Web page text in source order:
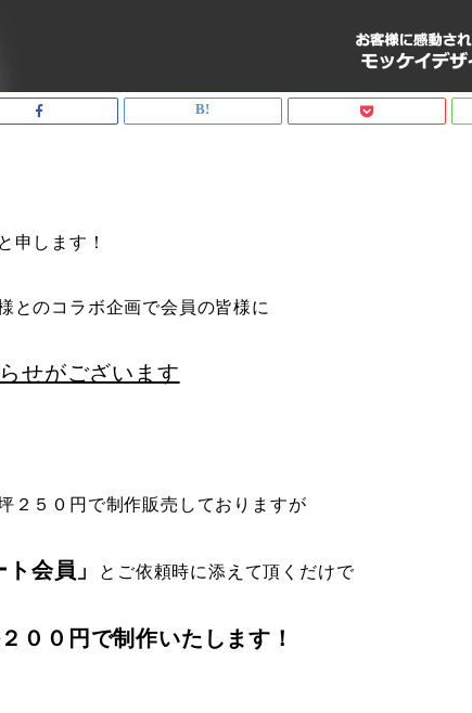
申します！
とのコラボ企画で会員の皆様に
せがございます
２５０円で制作販売しておりますが
会員」 とご依頼時に添えて頂くだけで
００円で制作いたします！